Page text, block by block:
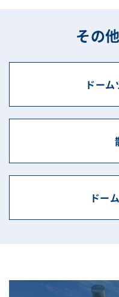
その
ドー
ドー